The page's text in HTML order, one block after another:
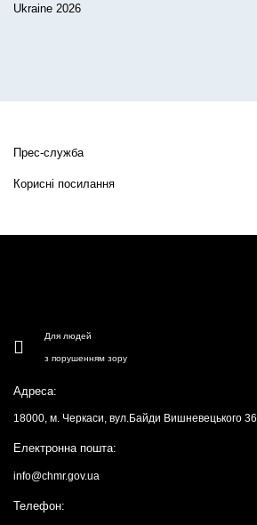
Ukraine 2026
Прес-служба
Корисні посилання
Для людей
з порушенням зору
Адреса:
18000, м. Черкаси, вул.Байди Вишневецького 36
Електронна пошта:
info@chmr.gov.ua
Телефон: